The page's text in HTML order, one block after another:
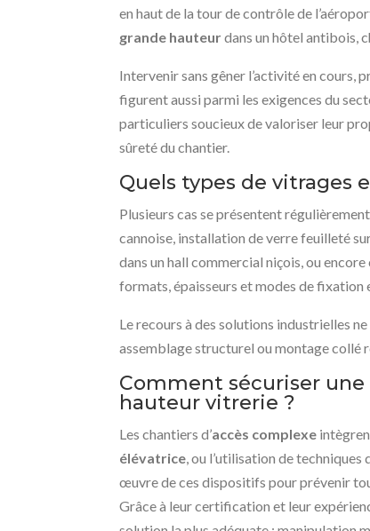
en haut de la tour de contrôle de
grande hauteurdans un hôtel antibois,
Intervenir sans gêner l’activité en cours,
figurent aussi parmi les exigences du
particuliers soucieux de valoriser leur
sûreté du chantier.
Quels types de vitrages
Plusieurs cas se présentent
cannoise, installation de verre feuilleté
dans un hall commercial niçois, ou
formats, épaisseurs et modes de fixation
Le recours à des solutions industrielles
assemblage structurel ou montage collé
Comment sécuriser
hauteur vitrerie ?
Les chantiers d’accès complexe
élévatrice, ou l’utilisation de techniques
œuvre de ces dispositifs pour prévenir
Grâce à leur certification et leur